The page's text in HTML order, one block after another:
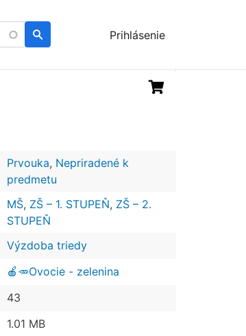
Menu
Prihlásenie
Prvouka, Nepriradené k
predmetu
MŠ, ZŠ – 1. STUPEŇ, ZŠ – 2.
STUPEŇ
Výzdoba triedy
🍎🥕Ovocie - zelenina
43
1.01 MB